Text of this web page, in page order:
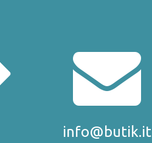
info@butik.it